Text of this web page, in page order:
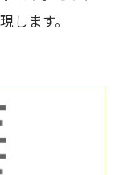
します。